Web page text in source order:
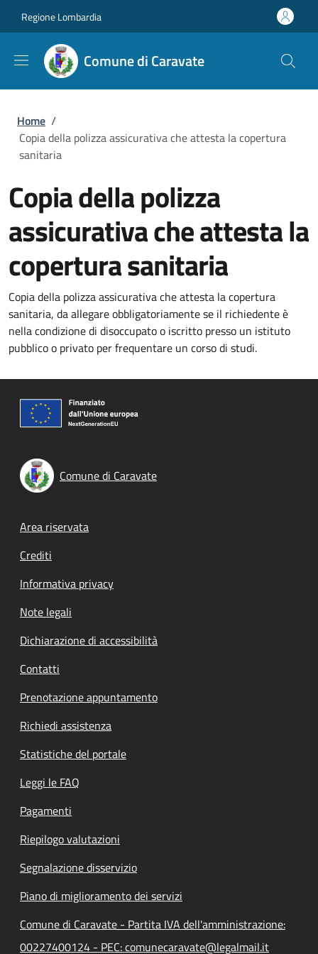
Regione Lombardia
Comune di Caravate
Briciole di pane
Home /
Copia della polizza assicurativa che attesta la copertura
sanitaria
Copia della polizza
assicurativa che attesta la
copertura sanitaria
Copia della polizza assicurativa che attesta la copertura
sanitaria, da allegare obbligatoriamente se il richiedente è
nella condizione di disoccupato o iscritto presso un istituto
pubblico o privato per frequentare un corso di studi.
Comune di Caravate
Footer menu
Area riservata
Crediti
Informativa privacy
Note legali
Dichiarazione di accessibilità
Contatti
Prenotazione appuntamento
Richiedi assistenza
Statistiche del portale
Leggi le FAQ
Pagamenti
Riepilogo valutazioni
Segnalazione disservizio
Piano di miglioramento dei servizi
Comune di Caravate - Partita IVA dell'amministrazione:
00227400124 - PEC: comunecaravate@legalmail.it